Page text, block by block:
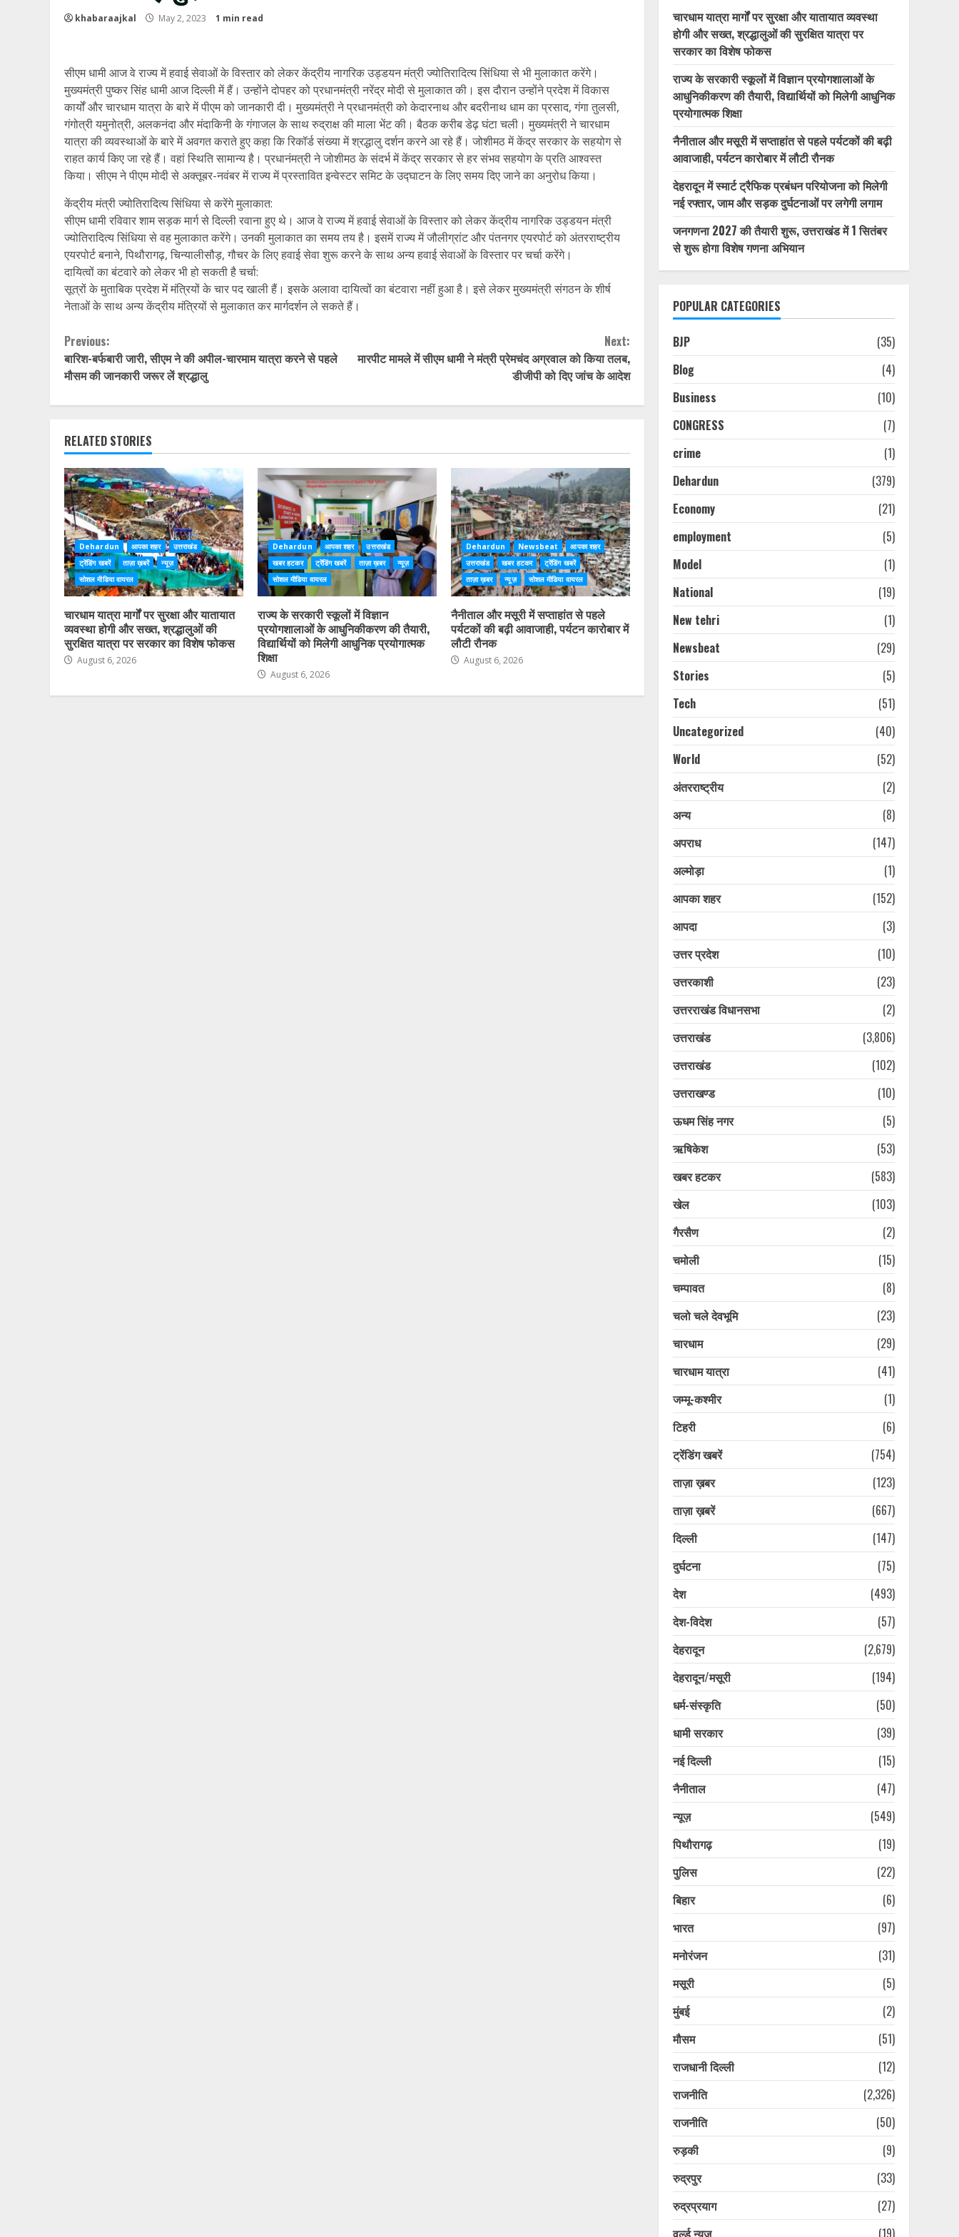
khabaraajkal May 2, 2023 1 min read
सीएम धामी आज वे राज्य में हवाई सेवाओं के विस्तार को लेकर केंद्रीय नागरिक उड्डयन मंत्री ज्योतिरादित्य सिंधिया से भी मुलाकात करेंगे।
मुख्यमंत्री पुष्कर सिंह धामी आज दिल्ली में हैं। उन्होंने दोपहर को प्रधानमंत्री नरेंद्र मोदी से मुलाकात की। इस दौरान उन्होंने प्रदेश में विकास
कार्यों और चारधाम यात्रा के बारे में पीएम को जानकारी दी। मुख्यमंत्री ने प्रधानमंत्री को केदारनाथ और बदरीनाथ धाम का प्रसाद, गंगा तुलसी,
गंगोत्री यमुनोत्री, अलकनंदा और मंदाकिनी के गंगाजल के साथ रुद्राक्ष की माला भेंट की। बैठक करीब डेढ़ घंटा चली। मुख्यमंत्री ने चारधाम
यात्रा की व्यवस्थाओं के बारे में अवगत कराते हुए कहा कि रिकॉर्ड संख्या में श्रद्धालु दर्शन करने आ रहे हैं। जोशीमठ में केंद्र सरकार के सहयोग से
राहत कार्य किए जा रहे हैं। वहां स्थिति सामान्य है। प्रधानंमत्री ने जोशीमठ के संदर्भ में केंद्र सरकार से हर संभव सहयोग के प्रति आश्वस्त
किया। सीएम ने पीएम मोदी से अक्तूबर-नवंबर में राज्य में प्रस्तावित इन्वेस्टर समिट के उद्घाटन के लिए समय दिए जाने का अनुरोध किया।
केंद्रीय मंत्री ज्योतिरादित्य सिंधिया से करेंगे मुलाकात:
सीएम धामी रविवार शाम सड़क मार्ग से दिल्ली रवाना हुए थे। आज वे राज्य में हवाई सेवाओं के विस्तार को लेकर केंद्रीय नागरिक उड्डयन मंत्री
ज्योतिरादित्य सिंधिया से वह मुलाकात करेंगे। उनकी मुलाकात का समय तय है। इसमें राज्य में जौलीग्रांट और पंतनगर एयरपोर्ट को अंतरराष्ट्रीय
एयरपोर्ट बनाने, पिथौरागढ़, चिन्यालीसौड़, गौचर के लिए हवाई सेवा शुरू करने के साथ अन्य हवाई सेवाओं के विस्तार पर चर्चा करेंगे।
दायित्वों का बंटवारे को लेकर भी हो सकती है चर्चा:
सूत्रों के मुताबिक प्रदेश में मंत्रियों के चार पद खाली हैं। इसके अलावा दायित्वों का बंटवारा नहीं हुआ है। इसे लेकर मुख्यमंत्री संगठन के शीर्ष
नेताओं के साथ अन्य केंद्रीय मंत्रियों से मुलाकात कर मार्गदर्शन ले सकते हैं।
Continue
Reading
Previous:
बारिश-बर्फबारी जारी, सीएम ने की अपील-चारमाम यात्रा करने से पहले
मौसम की जानकारी जरूर लें श्रद्धालु
Next:
मारपीट मामले में सीएम धामी ने मंत्री प्रेमचंद अग्रवाल को किया तलब,
डीजीपी को दिए जांच के आदेश
RELATED STORIES
Dehardun आपका शहर
उत्तराखंड
ट्रेंडिंग खबरें
ताज़ा ख़बरें
न्यूज़
सोशल मीडिया वायरल
चारधाम यात्रा मार्गों पर सुरक्षा और यातायात
व्यवस्था होगी और सख्त, श्रद्धालुओं की
सुरक्षित यात्रा पर सरकार का विशेष फोकस
August 6, 2026
Dehardun आपका शहर
उत्तराखंड
खबर हटकर
ट्रेंडिंग खबरें ताज़ा ख़बर
न्यूज़
सोशल मीडिया वायरल
राज्य के सरकारी स्कूलों में विज्ञान
प्रयोगशालाओं के आधुनिकीकरण की तैयारी,
विद्यार्थियों को मिलेगी आधुनिक प्रयोगात्मक
शिक्षा
August 6, 2026
Dehardun Newsbeat
आपका शहर
उत्तराखंड
खबर हटकर
ट्रेंडिंग खबरें
ताज़ा ख़बर
न्यूज़ सोशल मीडिया वायरल
नैनीताल और मसूरी में सप्ताहांत से पहले
पर्यटकों की बढ़ी आवाजाही, पर्यटन कारोबार में
लौटी रौनक
August 6, 2026
चारधाम यात्रा मार्गों पर सुरक्षा और यातायात व्यवस्था
होगी और सख्त, श्रद्धालुओं की सुरक्षित यात्रा पर
सरकार का विशेष फोकस
राज्य के सरकारी स्कूलों में विज्ञान प्रयोगशालाओं के
आधुनिकीकरण की तैयारी, विद्यार्थियों को मिलेगी आधुनिक
प्रयोगात्मक शिक्षा
नैनीताल और मसूरी में सप्ताहांत से पहले पर्यटकों की बढ़ी
आवाजाही, पर्यटन कारोबार में लौटी रौनक
देहरादून में स्मार्ट ट्रैफिक प्रबंधन परियोजना को मिलेगी
नई रफ्तार, जाम और सड़क दुर्घटनाओं पर लगेगी लगाम
जनगणना 2027 की तैयारी शुरू, उत्तराखंड में 1 सितंबर
से शुरू होगा विशेष गणना अभियान
POPULAR CATEGORIES
BJP
(35)
Blog
(4)
Business
(10)
CONGRESS
(7)
crime
(1)
Dehardun
(379)
Economy
(21)
employment
(5)
Model
(1)
National
(19)
New tehri
(1)
Newsbeat
(29)
Stories
(5)
Tech
(51)
Uncategorized
(40)
World
(52)
अंतरराष्ट्रीय
(2)
अन्य
(8)
अपराध
(147)
अल्मोड़ा
(1)
आपका शहर
(152)
आपदा
(3)
उत्तर प्रदेश
(10)
उत्तरकाशी
(23)
उत्तरराखंड विधानसभा
(2)
उत्तराखंड
(3,806)
उत्तराखंड
(102)
उत्तराखण्ड
(10)
ऊधम सिंह नगर
(5)
ऋषिकेश
(53)
खबर हटकर
(583)
खेल
(103)
गैरसैण
(2)
चमोली
(15)
चम्पावत
(8)
चलो चले देवभूमि
(23)
चारधाम
(29)
चारधाम यात्रा
(41)
जम्मू-कश्मीर
(1)
टिहरी
(6)
ट्रेंडिंग खबरें
(754)
ताज़ा ख़बर
(123)
ताज़ा ख़बरें
(667)
दिल्ली
(147)
दुर्घटना
(75)
देश
(493)
देश-विदेश
(57)
देहरादून
(2,679)
देहरादून/मसूरी
(194)
धर्म-संस्कृति
(50)
धामी सरकार
(39)
नई दिल्ली
(15)
नैनीताल
(47)
न्यूज़
(549)
पिथौरागढ़
(19)
पुलिस
(22)
बिहार
(6)
भारत
(97)
मनोरंजन
(31)
मसूरी
(5)
मुंबई
(2)
मौसम
(51)
राजधानी दिल्ली
(12)
राजनीति
(2,326)
राजनीति
(50)
रुड़की
(9)
रुद्रपुर
(33)
रुद्रप्रयाग
(27)
वर्ल्ड न्यूज़
(19)